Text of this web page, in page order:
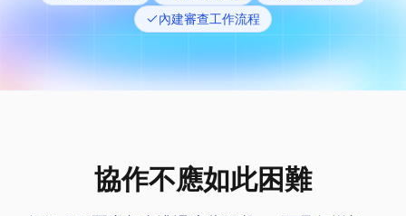
內建審查工作流程
協作不應如此困難